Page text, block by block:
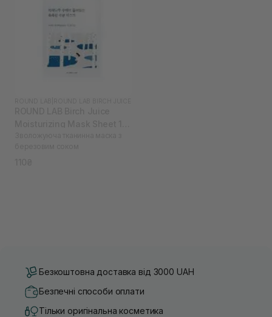
Безкоштовна доставка від 3000 UAH
Безпечні способи оплати
Тільки оригінальна косметика